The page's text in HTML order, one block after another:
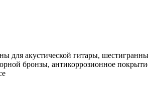
для акустической гитары,
бронзы, антикоррозионное